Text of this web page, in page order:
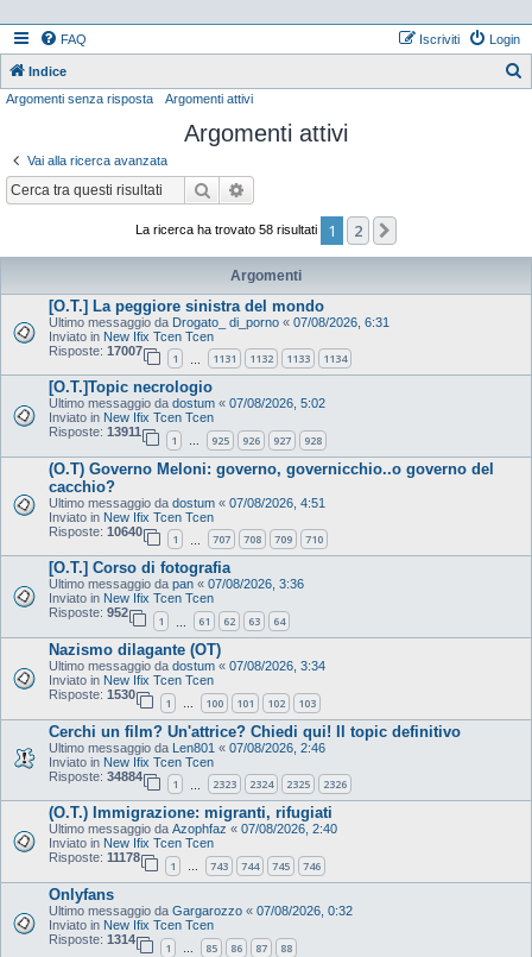
FAQ Login
Iscriviti
Indice
Argomenti senza risposta Argomenti attivi
Argomenti attivi
Vai alla ricerca avanzata
Cerca
La ricerca ha trovato 58 risultati 1 2
Argomenti
[O.T.] La peggiore sinistra del mondo
Ultimo messaggio da Drogato_ di_porno « 07/08/2026, 6:31
Inviato in New Ifix Tcen Tcen
Risposte: 17007
1 1131 1132 1133 1134
[O.T.]Topic necrologio
Ultimo messaggio da dostum « 07/08/2026, 5:02
Inviato in New Ifix Tcen Tcen
Risposte: 13911
1 … 925 926 927 928
(O.T) Governo Meloni: governo, governicchio..o governo del
cacchio?
Ultimo messaggio da dostum « 07/08/2026, 4:51
Inviato in New Ifix Tcen Tcen
Risposte: 10640
1 707 708 709 710
[O.T.] Corso di fotografia
Ultimo messaggio da pan « 07/08/2026, 3:36
Inviato in New Ifix Tcen Tcen
Risposte: 952
1 61 62 63 64
Nazismo dilagante (OT)
Ultimo messaggio da dostum « 07/08/2026, 3:34
Inviato in New Ifix Tcen Tcen
Risposte: 1530
1 … 100 101 102 103
Cerchi un film? Un'attrice? Chiedi qui! Il topic definitivo
Ultimo messaggio da Len801 « 07/08/2026, 2:46
Inviato in New Ifix Tcen Tcen
Risposte: 34884
1 2323 2324 2325 2326
(O.T.) Immigrazione: migranti, rifugiati
Ultimo messaggio da Azophfaz « 07/08/2026, 2:40
Inviato in New Ifix Tcen Tcen
Risposte: 11178
1 … 743 744 745 746
Onlyfans
Ultimo messaggio da Gargarozzo « 07/08/2026, 0:32
Inviato in New Ifix Tcen Tcen
Risposte: 1314
1 … 85 86 87 88